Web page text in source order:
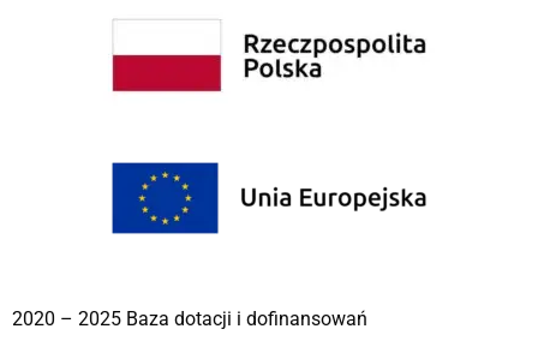
2020 – 2025 Baza dotacji i dofinansowań